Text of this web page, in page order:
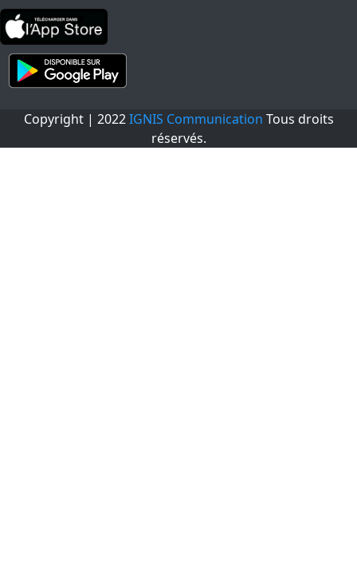
Copyright | 2022IGNIS Communication Tous droits
réservés.